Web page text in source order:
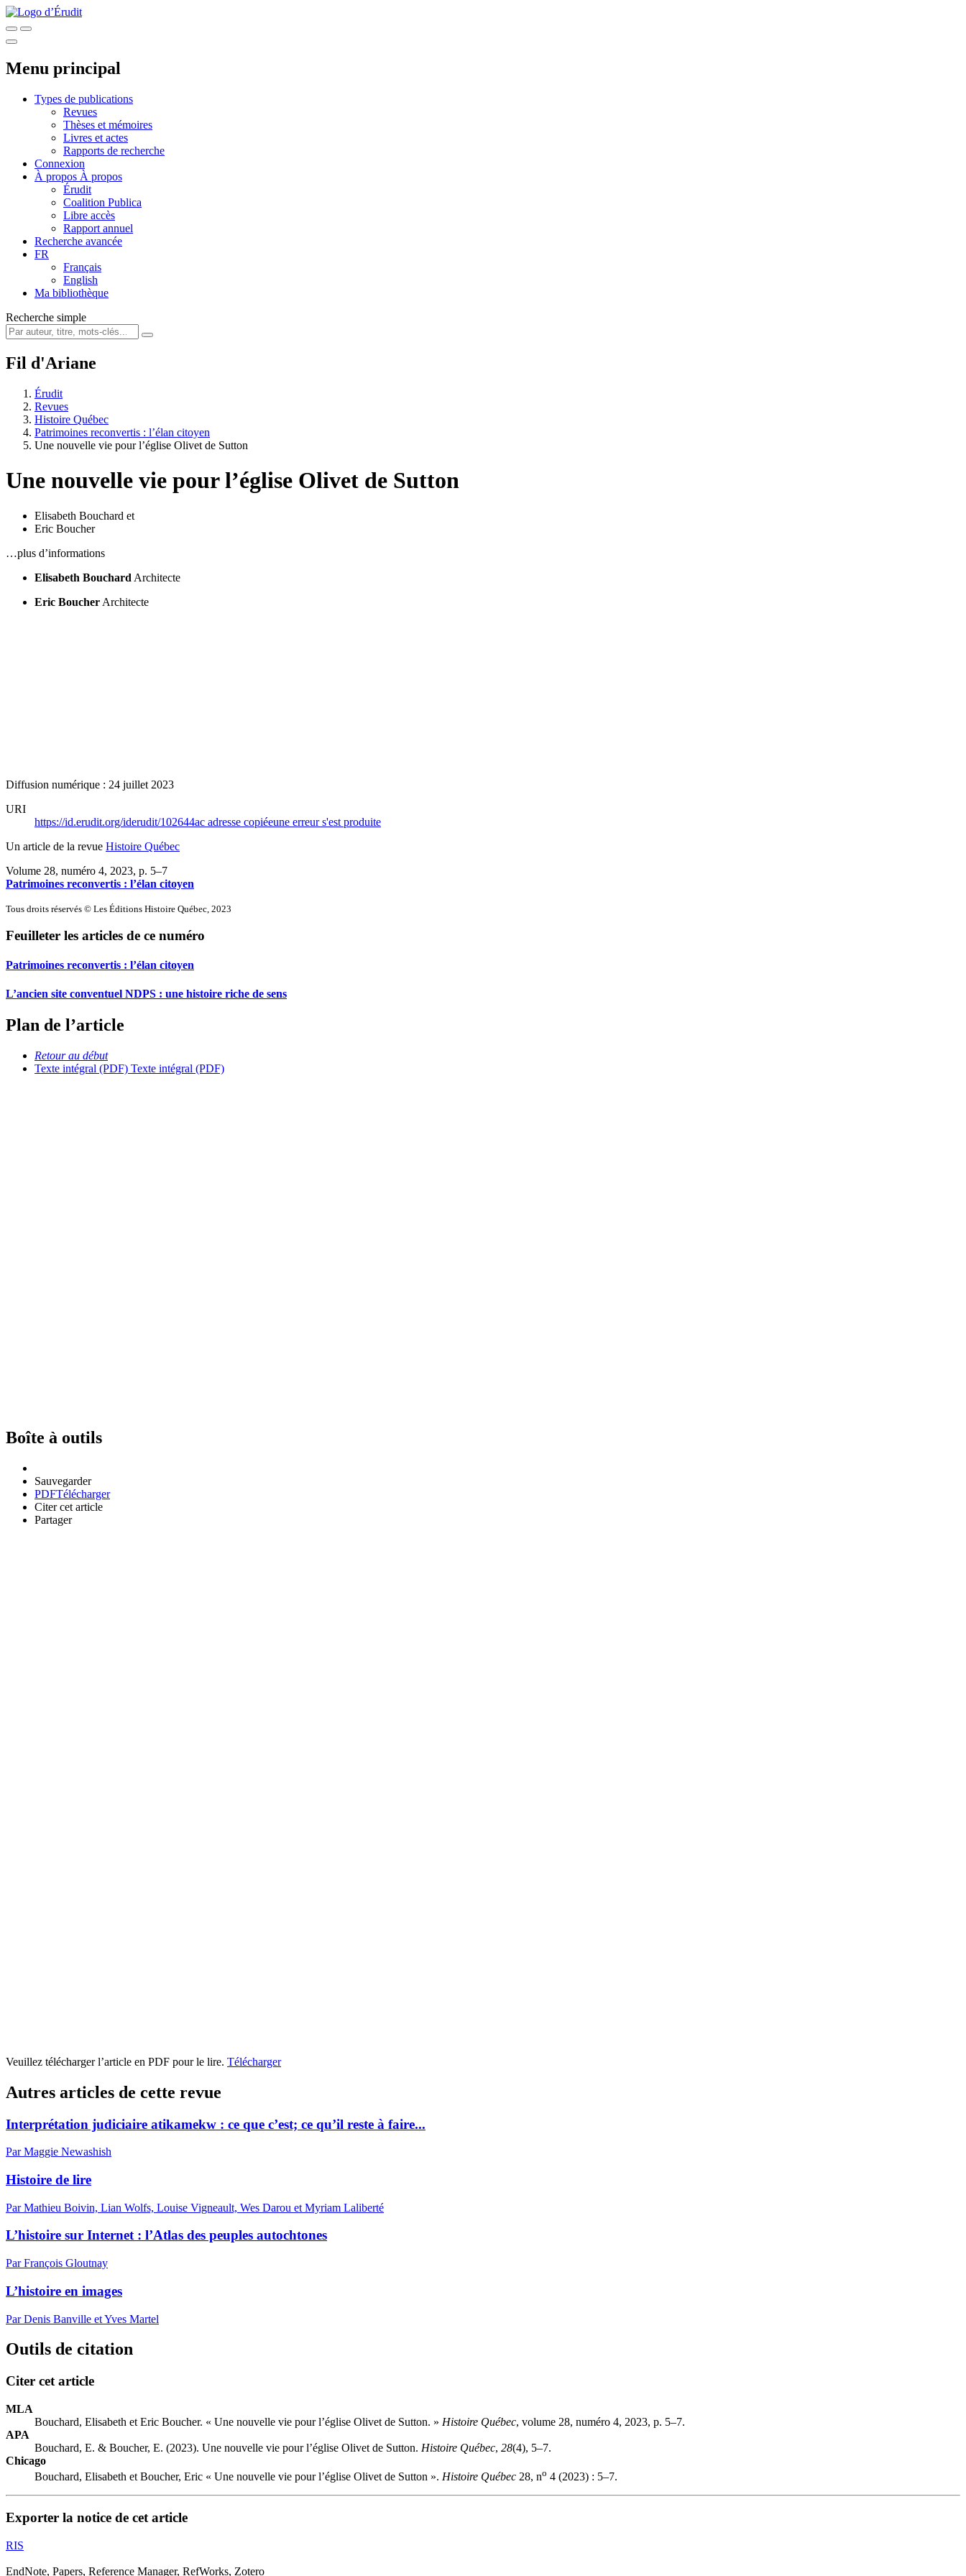
Menu principal
Types de publications
Revues
Thèses et mémoires
Livres et actes
Rapports de recherche
Connexion
À propos À propos
Érudit
Coalition Publica
Libre accès
Rapport annuel
Recherche avancée
FR
Français
English
Ma bibliothèque
Recherche simple
Fil d'Ariane
Érudit
Revues
Histoire Québec
Patrimoines reconvertis : l’élan citoyen
Une nouvelle vie pour l’église Olivet de Sutton
Une nouvelle vie pour l’église Olivet de Sutton
Elisabeth Bouchard et
Eric Boucher
…plus d’informations
Elisabeth Bouchard Architecte
Eric Boucher Architecte
Diffusion numérique : 24 juillet 2023
URI
https://id.erudit.org/iderudit/102644ac adresse copiéeune erreur s'est produite
Un article de la revue Histoire Québec
Volume 28, numéro 4, 2023, p. 5–7
Patrimoines reconvertis : l’élan citoyen
Tous droits réservés © Les Éditions Histoire Québec, 2023
Feuilleter les articles de ce numéro
Patrimoines reconvertis : l’élan citoyen
L’ancien site conventuel NDPS : une histoire riche de sens
Plan de l’article
Retour au début
Texte intégral (PDF) Texte intégral (PDF)
Boîte à outils
Sauvegarder
PDFTélécharger
Citer cet article
Partager
Veuillez télécharger l’article en PDF pour le lire. Télécharger
Autres articles de cette revue
Interprétation judiciaire atikamekw : ce que c’est; ce qu’il reste à faire...
Par Maggie Newashish
Histoire de lire
Par Mathieu Boivin, Lian Wolfs, Louise Vigneault, Wes Darou et Myriam Laliberté
L’histoire sur Internet : l’Atlas des peuples autochtones
Par François Gloutnay
L’histoire en images
Par Denis Banville et Yves Martel
Outils de citation
Citer cet article
MLA
Bouchard, Elisabeth et Eric Boucher. « Une nouvelle vie pour l’église Olivet de Sutton. » Histoire Québec, volume 28, numéro 4, 2023, p. 5–7.
APA
Bouchard, E. & Boucher, E. (2023). Une nouvelle vie pour l’église Olivet de Sutton. Histoire Québec, 28(4), 5–7.
Chicago
Bouchard, Elisabeth et Boucher, Eric « Une nouvelle vie pour l’église Olivet de Sutton ». Histoire Québec 28, no 4 (2023) : 5–7.
Exporter la notice de cet article
RIS
EndNote, Papers, Reference Manager, RefWorks, Zotero